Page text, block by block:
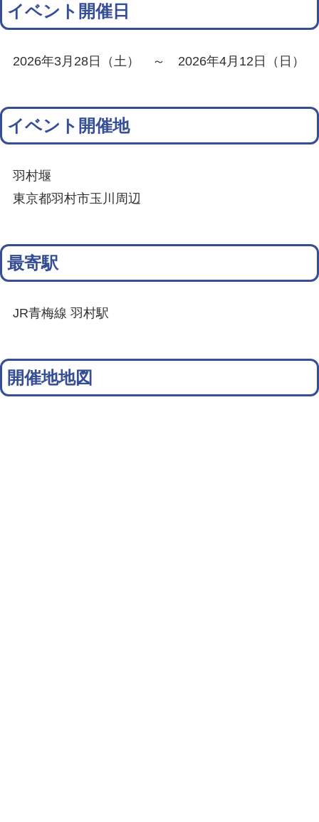
イベント開催日
2026年3月28日（土） ～ 2026年4月12日（日）
イベント開催地
羽村堰
東京都羽村市玉川周辺
最寄駅
JR青梅線 羽村駅
開催地地図